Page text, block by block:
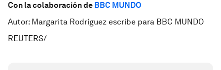
Con la colaboración de BBC MUNDO
Autor: Margarita Rodríguez escribe para BBC MUNDO
REUTERS/